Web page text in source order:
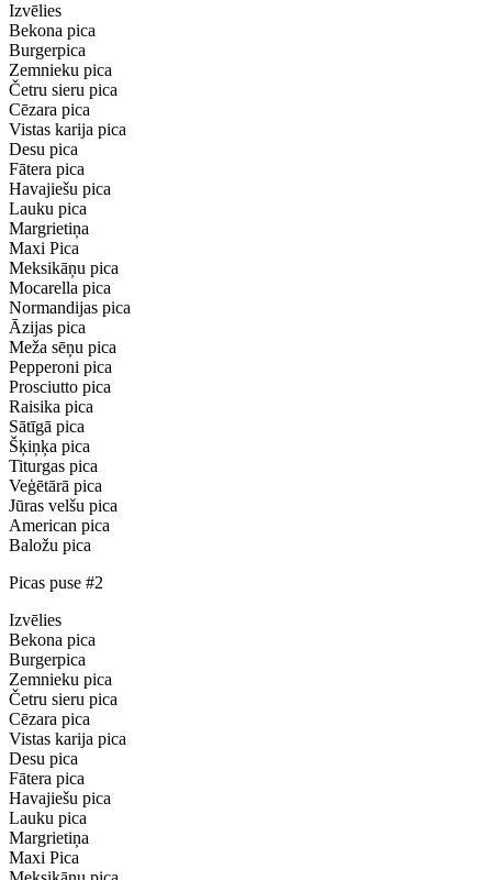
Izvēlies
Bekona pica
Burgerpica
Zemnieku pica
Četru sieru pica
Cēzara pica
Vistas karija pica
Desu pica
Fātera pica
Havajiešu pica
Lauku pica
Margrietiņa
Maxi Pica
Meksikāņu pica
Mocarella pica
Normandijas pica
Āzijas pica
Meža sēņu pica
Pepperoni pica
Prosciutto pica
Raisika pica
Sātīgā pica
Šķiņķa pica
Titurgas pica
Veģētārā pica
Jūras velšu pica
American pica
Baložu pica
Picas puse #2
Izvēlies
Bekona pica
Burgerpica
Zemnieku pica
Četru sieru pica
Cēzara pica
Vistas karija pica
Desu pica
Fātera pica
Havajiešu pica
Lauku pica
Margrietiņa
Maxi Pica